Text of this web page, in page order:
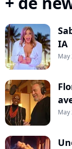
IA
May
May